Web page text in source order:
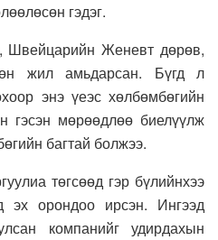
гэдэг.
Женевт дөрөв,
жил амьдарсан. Бүгд л
энэ үеэс хөлбөмбөгийн
гэсэн мөрөөдлөө биелүүлж
багтай болжээ.
төгсөөд гэр бүлийнхээ
эх орондоо ирсэн. Ингээд
компанийг удирдахын